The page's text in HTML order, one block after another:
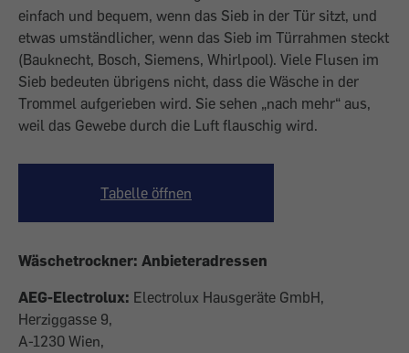
einfach und bequem, wenn das Sieb in der Tür sitzt, und
etwas umständlicher, wenn das Sieb im Türrahmen steckt
(Bauknecht, Bosch, Siemens, Whirlpool). Viele Flusen im
Sieb bedeuten übrigens nicht, dass die Wäsche in der
Trommel aufgerieben wird. Sie sehen „nach mehr“ aus,
weil das Gewebe durch die Luft flauschig wird.
Tabelle öffnen
Wäschetrockner: Anbieteradressen
AEG-Electrolux: Electrolux Hausgeräte GmbH,
Herziggasse 9,
A-1230 Wien,